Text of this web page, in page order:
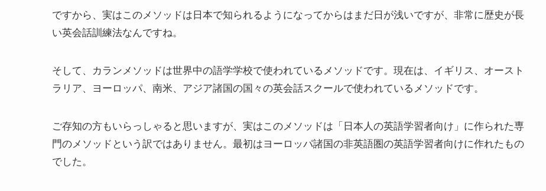
ですから、実はこのメソッドは日本で知られるようになってからはまだ日が浅いですが、非常に歴史が長
い英会話訓練法なんですね。
そして、カランメソッドは世界中の語学学校で使われているメソッドです。現在は、イギリス、オースト
ラリア、ヨーロッパ、南米、アジア諸国の国々の英会話スクールで使われているメソッドです。
ご存知の方もいらっしゃると思いますが、実はこのメソッドは「日本人の英語学習者向け」に作られた専
門のメソッドという訳ではありません。最初はヨーロッパ諸国の非英語圏の英語学習者向けに作れたもの
でした。